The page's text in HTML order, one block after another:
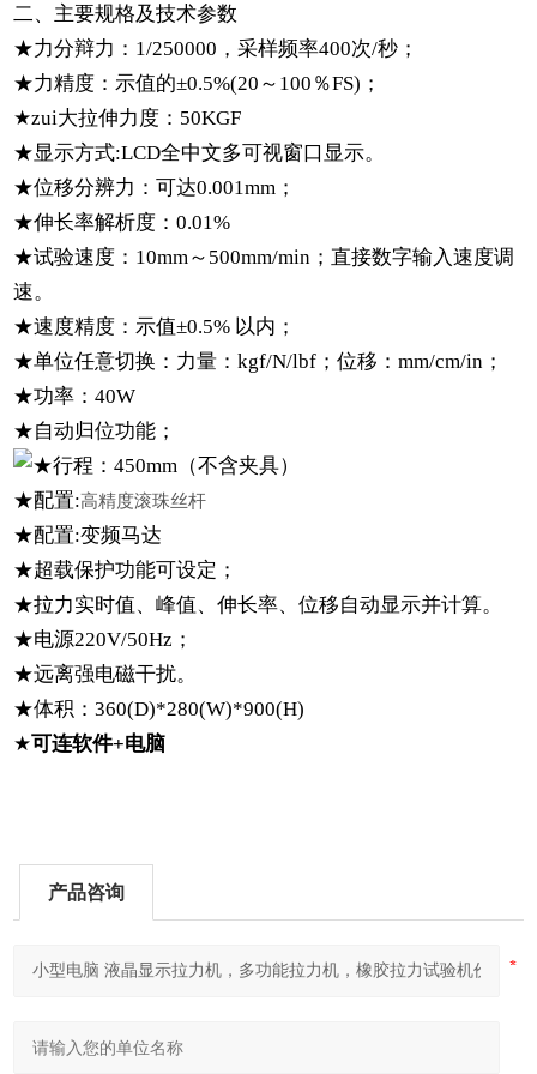
二、主要规格及技术参数
★力分辩力： 1/250000 ，采样频率400次/秒；
★力精度：示值的±0.5%(20 ～ 100 ％FS) ；
★zui大拉伸力度： 50KGF
★显示方式:LCD全中文多可视窗口显示。
★位移分辨力：可达0.001mm ；
★伸长率解析度：0.01%
★试验速度： 10mm～ 500mm/min ；直接数字输入速度调
速。
★速度精度：示值±0.5% 以内；
★单位任意切换：力量：kgf/N/lbf ；位移：mm/cm/in ；
★功率：40W
★自动归位功能；
★行程：450mm（不含夹具）
★配置:高精度滚珠丝杆
★配置:变频马达
★超载保护功能可设定；
★拉力实时值、峰值、伸长率、位移自动显示并计算。
★电源220V/50Hz ；
★远离强电磁干扰。
★体积：360(D)*280(W)*900(H)
★可连软件+电脑
产品咨询